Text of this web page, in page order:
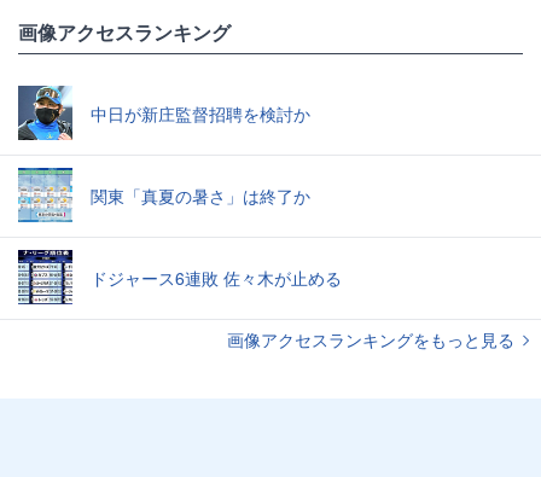
画像アクセスランキング
中日が新庄監督招聘を検討か
関東「真夏の暑さ」は終了か
ドジャース6連敗 佐々木が止める
画像アクセスランキングをもっと見る